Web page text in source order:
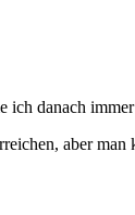
ich danach immer
aber man